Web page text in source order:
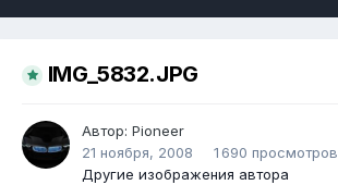
IMG_5832.JPG
Автор: Pioneer
21 ноября, 2008
1 690 просмотров
Другие изображения автора